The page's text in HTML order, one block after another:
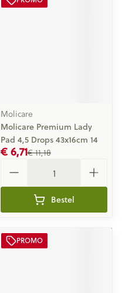
Molicare
Molicare Premium Lady
Pad 4,5 Drops 43x16cm 14
€ 11,18
€ 6,71
Bestel
PROMO